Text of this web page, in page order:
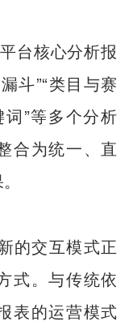
台核心分析报
斗”“类目与赛
词”等多个分析
合为统一、直
的交互模式正
式。与传统依
表的运营模式